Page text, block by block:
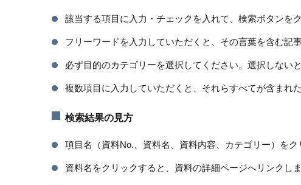
該当する項目に入力・チェックを入れて、検索ボタンを
フリーワードを入力していただくと、その言葉を含む記
必ず目的のカテゴリーを選択してください。選択しない
複数項目に入力していただくと、それらすべてが含まれ
検索結果の見方
項目名（資料No.、資料名、資料内容、カテゴリー）をク
資料名をクリックすると、資料の詳細ページへリンクしま